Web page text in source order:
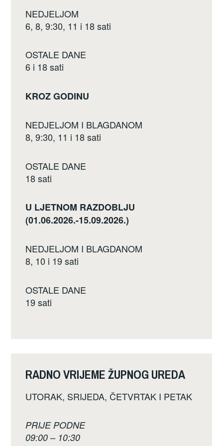
o
k
NEDJELJOM
6, 8, 9:30, 11 i 18 sati
OSTALE DANE
6 i 18 sati
KROZ GODINU
NEDJELJOM I BLAGDANOM
8, 9:30, 11 i 18 sati
OSTALE DANE
18 sati
U LJETNOM RAZDOBLJU
(01.06.2026.-15.09.2026.)
NEDJELJOM I BLAGDANOM
8, 10 i 19 sati
OSTALE DANE
19 sati
RADNO VRIJEME ŽUPNOG UREDA
UTORAK, SRIJEDA, ČETVRTAK I PETAK
PRIJE PODNE
09:00 – 10:30